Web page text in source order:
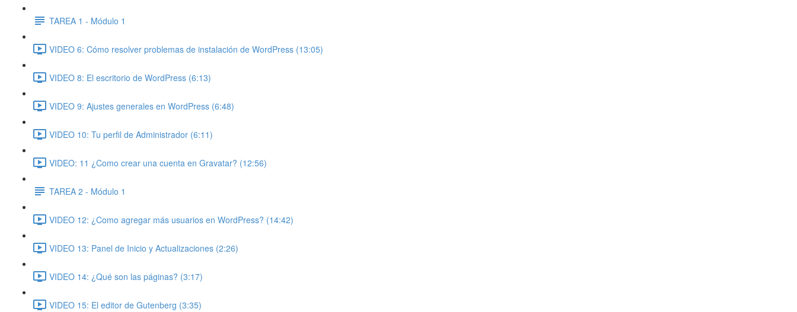
TAREA 1 - Módulo 1
VIDEO 6: Cómo resolver problemas de instalación de WordPress (13:05)
VIDEO 8: El escritorio de WordPress (6:13)
VIDEO 9: Ajustes generales en WordPress (6:48)
VIDEO 10: Tu perfil de Administrador (6:11)
VIDEO: 11 ¿Como crear una cuenta en Gravatar? (12:56)
TAREA 2 - Módulo 1
VIDEO 12: ¿Como agregar más usuarios en WordPress? (14:42)
VIDEO 13: Panel de Inicio y Actualizaciones (2:26)
VIDEO 14: ¿Qué son las páginas? (3:17)
VIDEO 15: El editor de Gutenberg (3:35)